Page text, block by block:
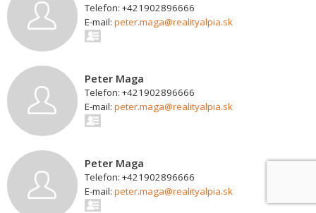
Telefon: +421902896666
E-mail: peter.maga@realityalpia.sk
Peter Maga
Telefon: +421902896666
E-mail: peter.maga@realityalpia.sk
Peter Maga
Telefon: +421902896666
E-mail: peter.maga@realityalpia.sk